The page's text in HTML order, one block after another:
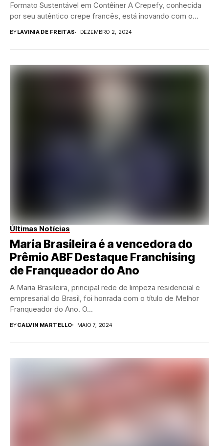
Formato Sustentável em Contêiner A Crepefy, conhecida
por seu autêntico crepe francês, está inovando com o...
BYLAVINIA DE FREITAS DEZEMBRO 2, 2024
Últimas Notícias
Maria Brasileira é a vencedora do
Prêmio ABF Destaque Franchising
de Franqueador do Ano
A Maria Brasileira, principal rede de limpeza residencial e
empresarial do Brasil, foi honrada com o título de Melhor
Franqueador do Ano. O...
BYCALVIN MARTELLO MAIO 7, 2024